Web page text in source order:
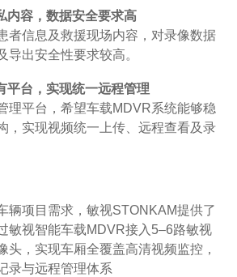
内容，数据安全要求高
者信息及救援现场内容，对录像数据
导出安全性要求较高。
平台，实现统一远程管理
理平台，希望车载MDVR系统能够稳
，实现视频统一上传、远程查看及录
辆项目需求，敏视STONKAM提供了
敏视智能车载MDVR接入5–6路敏视
头，实现车厢全覆盖高清视频监控，
录与远程管理体系